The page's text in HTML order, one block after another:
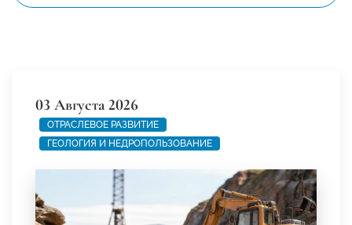
03 Августа 2026
ОТРАСЛЕВОЕ РАЗВИТИЕ
ГЕОЛОГИЯ И НЕДРОПОЛЬЗОВАНИЕ